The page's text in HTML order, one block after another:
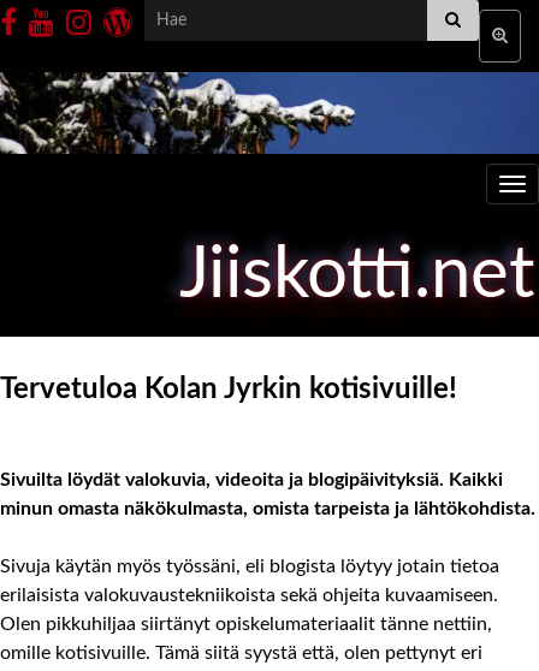
Search for:
Jiiskotti.net
Tervetuloa Kolan Jyrkin kotisivuille!
Sivuilta löydät valokuvia, videoita ja blogipäivityksiä. Kaikki
minun omasta näkökulmasta, omista tarpeista ja lähtökohdista.
Sivuja käytän myös työssäni, eli blogista löytyy jotain tietoa
erilaisista valokuvaustekniikoista sekä ohjeita kuvaamiseen.
Olen pikkuhiljaa siirtänyt opiskelumateriaalit tänne nettiin,
omille kotisivuille. Tämä siitä syystä että, olen pettynyt eri